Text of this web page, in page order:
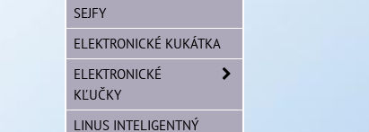
SEJFY
ELEKTRONICKÉ KUKÁTKA
ELEKTRONICKÉ
KĽUČKY
LINUS INTELIGENTNÝ